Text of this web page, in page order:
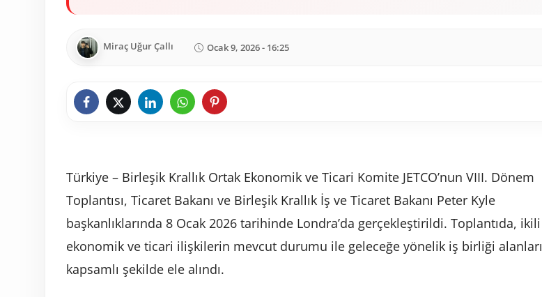
Miraç Uğur Çallı Ocak 9, 2026 - 16:25
Türkiye – Birleşik Krallık Ortak Ekonomik ve Ticari Komite JETCO’nun VIII. Dönem
Toplantısı, Ticaret Bakanı ve Birleşik Krallık İş ve Ticaret Bakanı Peter Kyle
başkanlıklarında 8 Ocak 2026 tarihinde Londra’da gerçekleştirildi. Toplantıda, ikili
ekonomik ve ticari ilişkilerin mevcut durumu ile geleceğe yönelik iş birliği alanları
kapsamlı şekilde ele alındı.